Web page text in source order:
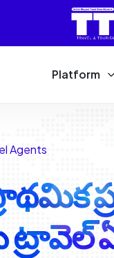
Platform
Agents